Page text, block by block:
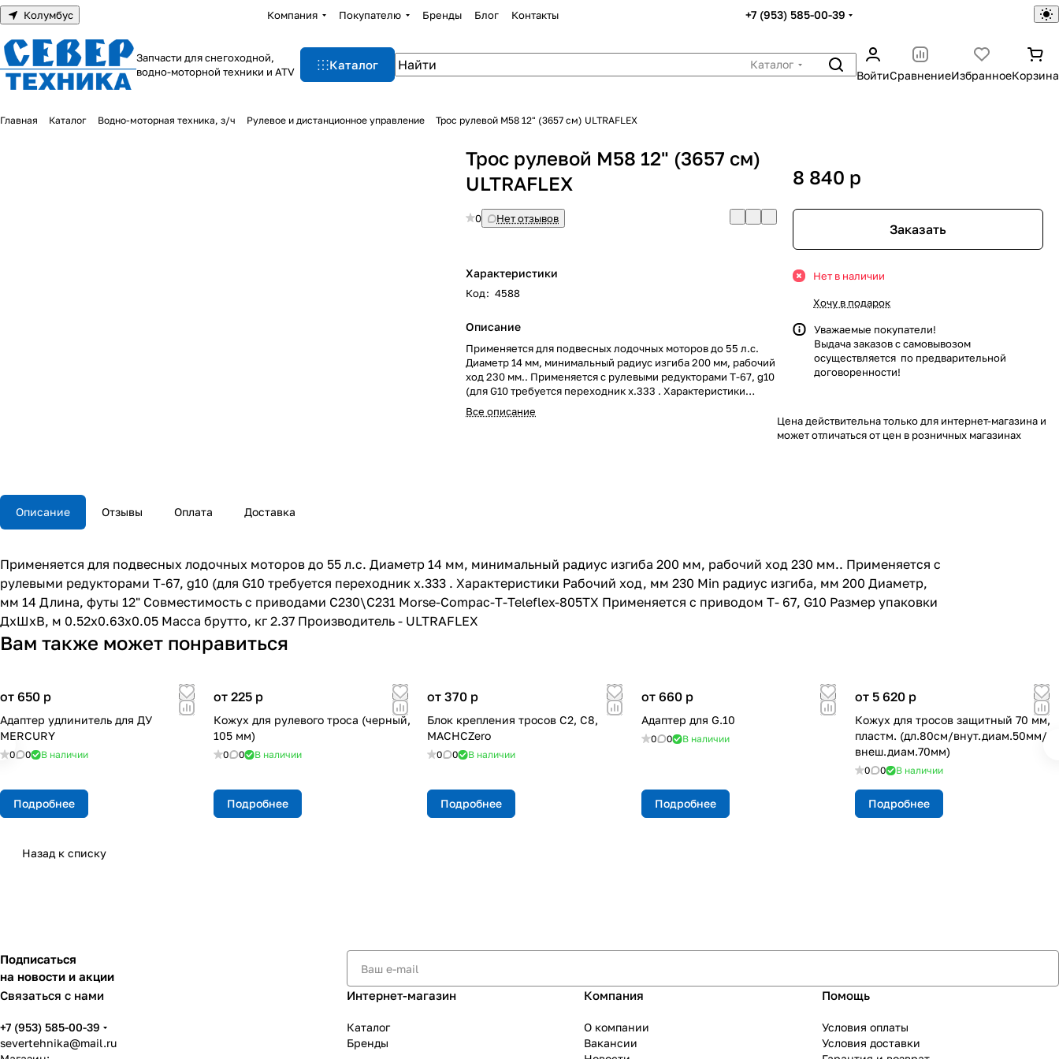
Колумбус Компания Покупателю Бренды Блог Контакты +7 (953) 585-00-39
Запчасти для снегоходной,
водно-моторной техники и ATV
Каталог
Каталог
ВойтиСравнениеИзбранноеКорзина
Главная Каталог Водно-моторная техника, з/ч Рулевое и дистанционное управление Трос рулевой М58 12" (3657 см) ULTRAFLEX
Трос рулевой М58 12" (3657 см)
ULTRAFLEX
0 Нет отзывов
Характеристики
Код: 4588
Описание
Применяется для подвесных лодочных моторов до 55 л.с.
Диаметр 14 мм, минимальный радиус изгиба 200 мм, рабочий
ход 230 мм.. Применяется с рулевыми редукторами T-67, g10
(для G10 требуется переходник x.333 . Характеристики
Рабочий ход, мм 230 Min радиус изгиба, мм 200 Диаметр, мм
14 Длина, футы 12" Совместимость с приводами C230\C231
Все описание
8 840 p
Заказать
Нет в наличии
Хочу в подарок
Уважаемые покупатели!
Выдача заказов с самовывозом
осуществляется по предварительной
договоренности!
Цена действительна только для интернет-магазина и
может отличаться от цен в розничных магазинах
Описание Отзывы Оплата Доставка
Применяется для подвесных лодочных моторов до 55 л.с. Диаметр 14 мм, минимальный радиус изгиба 200 мм, рабочий ход 230 мм.. Применяется с
рулевыми редукторами T-67, g10 (для G10 требуется переходник x.333 . Характеристики Рабочий ход, мм 230 Min радиус изгиба, мм 200 Диаметр,
мм 14 Длина, футы 12" Совместимость с приводами C230\C231 Morse-Compac-T-Teleflex-805TX Применяется с приводом T- 67, G10 Размер упаковки
ДхШхВ, м 0.52x0.63x0.05 Масса брутто, кг 2.37 Производитель - ULTRAFLEX
Вам также может понравиться
от 650 p
Адаптер удлинитель для ДУ
МERCURY
0 0 В наличии
Подробнее
от 225 p
Кожух для рулевого троса (черный,
105 мм)
0 0 В наличии
Подробнее
от 370 p
Блок крепления тросов C2, C8,
MACHCZero
0 0 В наличии
Подробнее
от 660 p
Адаптер для G.10
0 0 В наличии
Подробнее
от 5 620 p
Кожух для тросов защитный 70 мм,
пластм. (дл.80см/внут.диам.50мм/
внеш.диам.70мм)
0 0 В наличии
Подробнее
Назад к списку
Подписаться
на новости и акции
Связаться с нами
+7 (953) 585-00-39
severtehnika@mail.ru
Интернет-магазин
Каталог
Бренды
Компания
О компании
Вакансии
Помощь
Условия оплаты
Условия доставки